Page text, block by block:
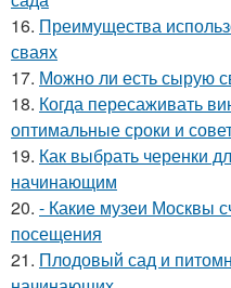
16. Преимущества
сваях
17. Можно ли есть сырую
18. Когда пересаживать
оптимальные сроки и
19. Как выбрать черенки
начинающим
20. - Какие музеи Москвы
посещения
21. Плодовый сад и